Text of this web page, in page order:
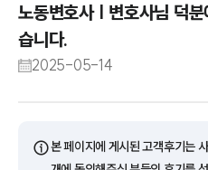
노동변호사 | 변호사님 덕
습니다.
2025-05-14
ⓘ본 페이지에 게시된 고객후기는